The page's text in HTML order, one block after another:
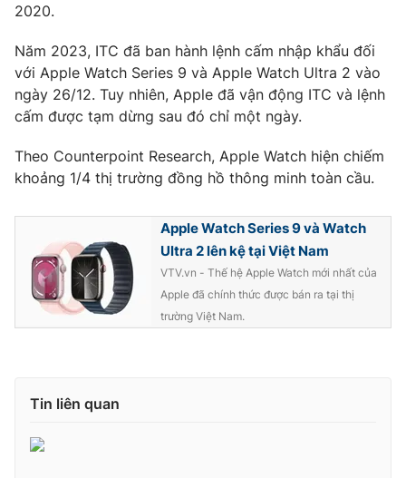
Chuyên mục khác
Emagazine Podcast
Photo Infographic
Video Shorts video
VTV Sức khoẻ Bất động sản
Thị trường 24h Tấm lòng Việt
2020.
Năm 2023, ITC đã ban hành lệnh cấm nhập khẩu đối
với Apple Watch Series 9 và Apple Watch Ultra 2 vào
ngày 26/12. Tuy nhiên, Apple đã vận động ITC và lệnh
cấm được tạm dừng sau đó chỉ một ngày.
Theo Counterpoint Research, Apple Watch hiện chiếm
khoảng 1/4 thị trường đồng hồ thông minh toàn cầu.
Apple Watch Series 9 và Watch
Ultra 2 lên kệ tại Việt Nam
VTV.vn - Thế hệ Apple Watch mới nhất của
Apple đã chính thức được bán ra tại thị
trường Việt Nam.
Tin liên quan